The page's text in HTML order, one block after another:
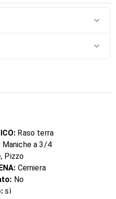
Raso terra
Maniche a 3/4
Pizzo
Cerniera
No
sì